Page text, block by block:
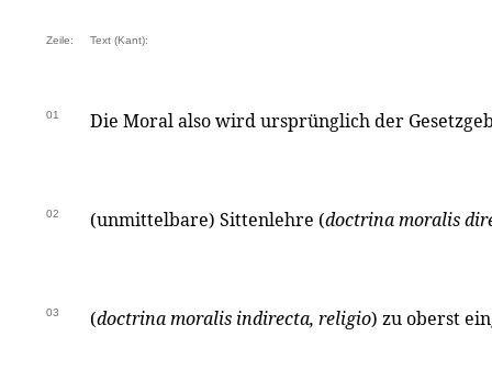
Zeile: Text (Kant):
01 Die Moral also wird ursprünglich der
02 (unmittelbare) Sittenlehre (doctrina moralis
03 (doctrina moralis indirecta, religio) zu oberst